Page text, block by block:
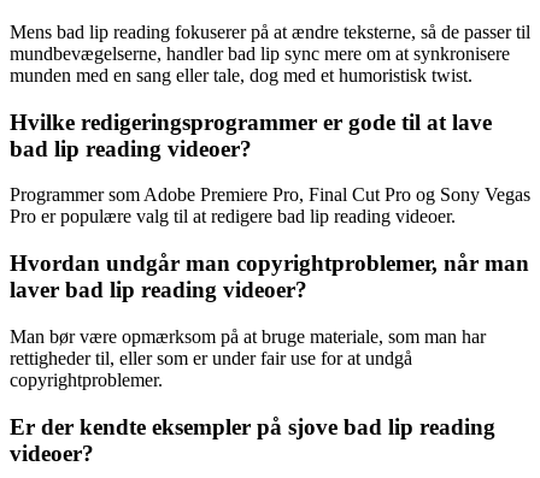
Mens bad lip reading fokuserer på at ændre teksterne, så de passer til
mundbevægelserne, handler bad lip sync mere om at synkronisere
munden med en sang eller tale, dog med et humoristisk twist.
Hvilke redigeringsprogrammer er gode til at lave
bad lip reading videoer?
Programmer som Adobe Premiere Pro, Final Cut Pro og Sony Vegas
Pro er populære valg til at redigere bad lip reading videoer.
Hvordan undgår man copyrightproblemer, når man
laver bad lip reading videoer?
Man bør være opmærksom på at bruge materiale, som man har
rettigheder til, eller som er under fair use for at undgå
copyrightproblemer.
Er der kendte eksempler på sjove bad lip reading
videoer?